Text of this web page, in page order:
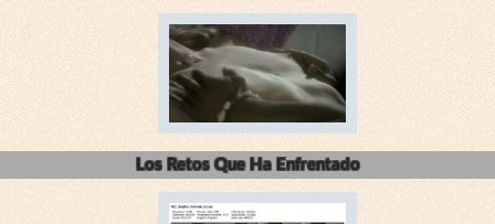
Los Retos Que Ha Enfrentado